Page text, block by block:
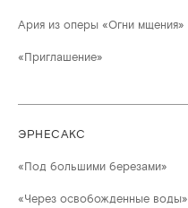
Ария из оперы «Огни мщения»
«Приглашение»
ЭРНЕСАКС
«Под большими березами»
«Через освобожденные воды»